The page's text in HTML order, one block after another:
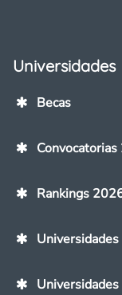
Universidades
Becas
Rankings